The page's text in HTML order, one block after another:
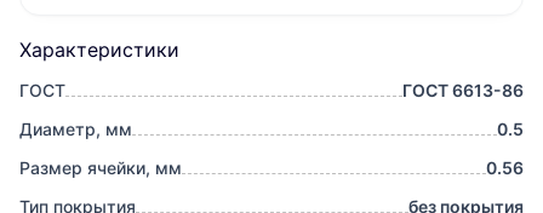
Характеристики
ГОСТ
ГОСТ 6613-86
Диаметр, мм
0.5
Размер ячейки, мм
0.56
Тип покрытия
без покрытия